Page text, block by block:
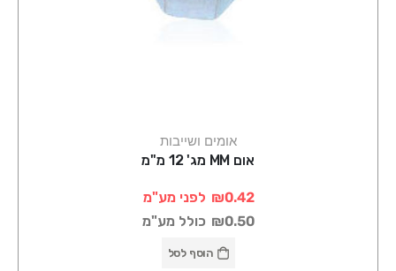
אומים ושייבות
אום MM מג' 12 מ"מ
₪0.42 לפני מע"מ
₪0.50 כולל מע"מ
הוסף לסל